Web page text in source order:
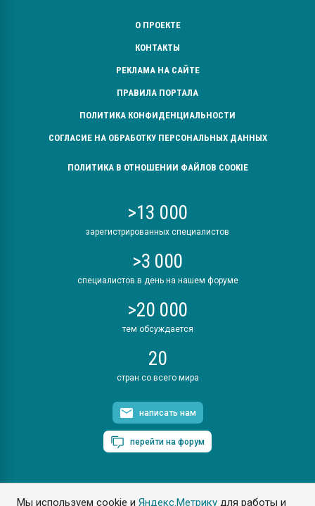
Мы используем cookie иЯндекс.Метрику для работы и
О ПРОЕКТЕ
КОНТАКТЫ
РЕКЛАМА НА САЙТЕ
ПРАВИЛА ПОРТАЛА
ПОЛИТИКА КОНФИДЕНЦИАЛЬНОСТИ
СОГЛАСИЕ НА ОБРАБОТКУ ПЕРСОНАЛЬНЫХ ДАННЫХ
ПОЛИТИКА В ОТНОШЕНИИ ФАЙЛОВ COOKIE
>13 000
зарегистрированных специалистов
>3 000
специалистов в день на нашем форуме
>20 000
тем обсуждается
20
стран со всего мира
написать нам
перейти на форум
ПластЭксперт © 2006. Все права защищены